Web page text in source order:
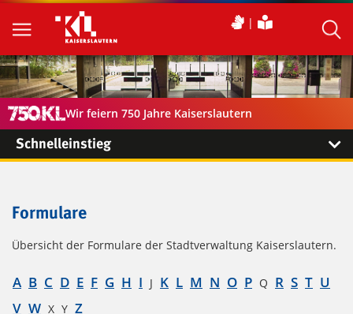
Wir feiern 750 Jahre Kaiserslautern
Schnelleinstieg
Formulare
Übersicht der Formulare der Stadtverwaltung Kaiserslautern.
A B C D E F G H I J K L M N O P Q R S T U
V W X Y Z